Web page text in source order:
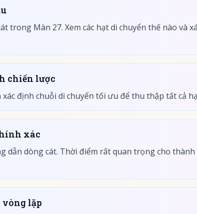
trong Màn 27. Xem các hạt di chuyển thế nào và
chiến lược
xác định chuỗi di chuyển tối ưu để thu thập tất cả
xác
dẫn dòng cát. Thời điểm rất quan trọng cho
lặp